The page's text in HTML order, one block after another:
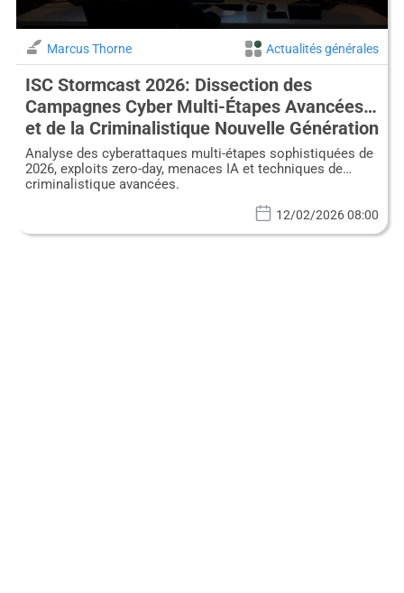
Marcus Thorne Actualités générales
ISC Stormcast 2026: Dissection des
Campagnes Cyber Multi-Étapes Avancées
et de la Criminalistique Nouvelle Génération
Analyse des cyberattaques multi-étapes sophistiquées de
2026, exploits zero-day, menaces IA et techniques de
criminalistique avancées.
12/02/2026 08:00